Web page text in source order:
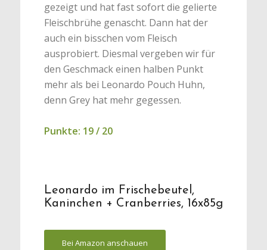
gezeigt und hat fast sofort die gelierte
Fleischbrühe genascht. Dann hat der
auch ein bisschen vom Fleisch
ausprobiert. Diesmal vergeben wir für
den Geschmack einen halben Punkt
mehr als bei Leonardo Pouch Huhn,
denn Grey hat mehr gegessen.
Punkte: 19 / 20
Leonardo im Frischebeutel,
Kaninchen + Cranberries, 16x85g
Bei Amazon anschauen